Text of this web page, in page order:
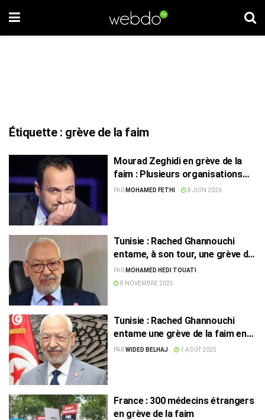
Étiquette : grève de la faim
Mourad Zeghidi en grève de la
faim : Plusieurs organisations
expriment leurs préoccupations
PAR MOHAMED FETHI 8 JUIN 2026
Tunisie : Rached Ghannouchi
entame, à son tour, une grève de
la faim
PAR MOHAMED HEDI TOUATI
8 NOVEMBRE 2025
Tunisie : Rached Ghannouchi
entame une grève de la faim en
solidarité avec Gaza
PARWIDED BELHAJ 1 AOÛT 2025
France : 300 médecins étrangers
en grève de la faim